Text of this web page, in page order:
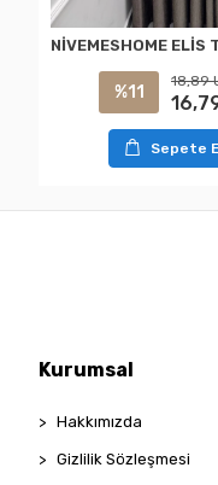
%11
18,89
Sepete
Kurumsal
Hakkımızda
Gizlilik Sözleşmesi